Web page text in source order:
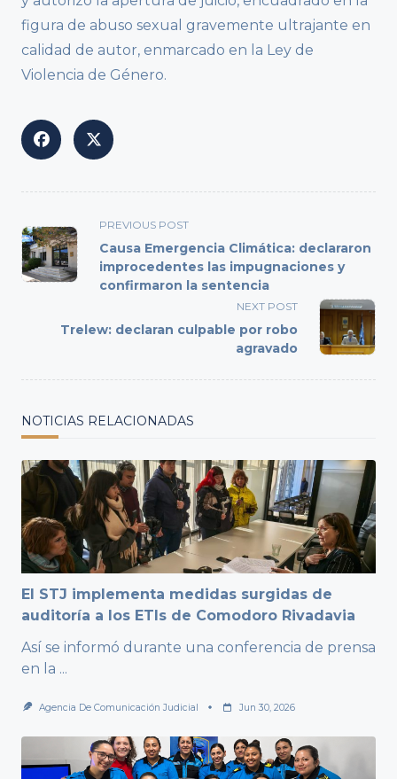
figura de abuso sexual gravemente ultrajante en
calidad de autor, enmarcado en la Ley de
Violencia de Género.
<span
class="nav-
subtitle
screen-
text">Page</span>
PREVIOUS POST
Causa Emergencia Climática: declararon
improcedentes las impugnaciones y
confirmaron la sentencia
NEXT POST
Trelew: declaran culpable por robo
agravado
NOTICIAS RELACIONADAS
El STJ implementa medidas surgidas de
auditoría a los ETIs de Comodoro Rivadavia
Así se informó durante una conferencia de prensa
en la ...
Agencia De Comunicación Judicial Jun 30, 2026